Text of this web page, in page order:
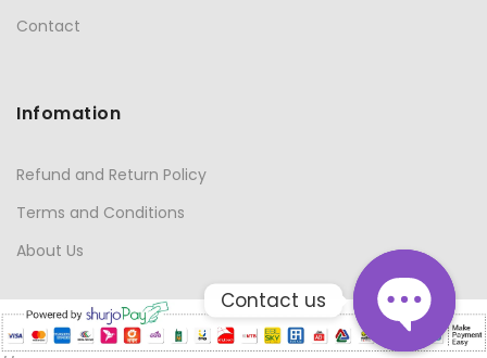
Contact
Infomation
Refund and Return Policy
Terms and Conditions
About Us
Contact us